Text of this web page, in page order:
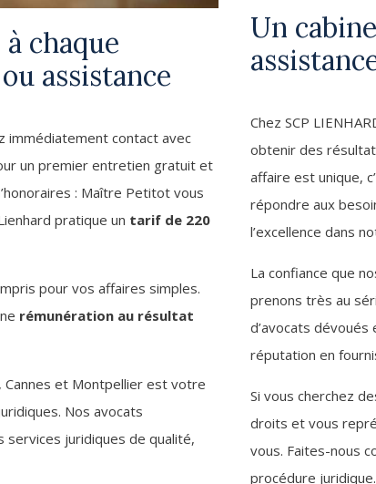
chaque
assistance
immédiatement contact avec
un premier entretien gratuit et
: Maître Petitot vous
pratique un tarif de 220
pour vos affaires simples.
rémunération au résultat
Cannes et Montpellier est votre
Nos avocats
juridiques de qualité,
Un
Chez SCP
obtenir des
affaire est unique,
répondre aux
l’excellence dans
La confiance que
prenons très au
d’avocats
réputation en
Si vous cherchez
droits et vous
vous. Faites-nous
procédure